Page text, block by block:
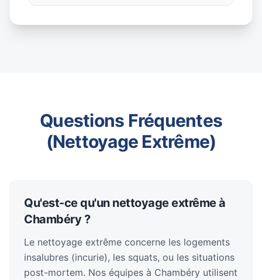
Questions Fréquentes
(Nettoyage Extrême)
Qu'est-ce qu'un nettoyage extrême à
Chambéry ?
Le nettoyage extrême concerne les logements
insalubres (incurie), les squats, ou les situations
post-mortem. Nos équipes à Chambéry utilisent